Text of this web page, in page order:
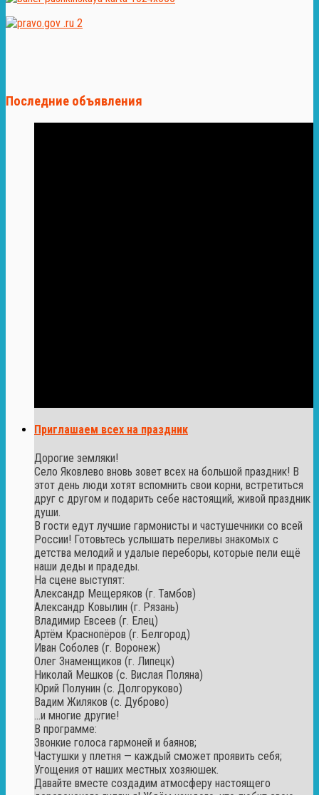
Последние объявления
Приглашаем всех на праздник
Дорогие земляки!
Село Яковлево вновь зовет всех на большой праздник! В
этот день люди хотят вспомнить свои корни, встретиться
друг с другом и подарить себе настоящий, живой праздник
души.
В гости едут лучшие гармонисты и частушечники со всей
России! Готовьтесь услышать переливы знакомых с
детства мелодий и удалые переборы, которые пели ещё
наши деды и прадеды.
На сцене выступят:
Александр Мещеряков (г. Тамбов)
Александр Ковылин (г. Рязань)
Владимир Евсеев (г. Елец)
Артём Краснопёров (г. Белгород)
Иван Соболев (г. Воронеж)
Олег Знаменщиков (г. Липецк)
Николай Мешков (с. Вислая Поляна)
Юрий Полунин (с. Долгоруково)
Вадим Жиляков (с. Дуброво)
...и многие другие!
В программе:
Звонкие голоса гармоней и баянов;
Частушки у плетня — каждый сможет проявить себя;
Угощения от наших местных хозяюшек.
Давайте вместе создадим атмосферу настоящего